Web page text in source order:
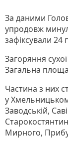
За даними
упродовж
зафіксували 24
Загоряння
Загальна
Частина з них
у
Заводській,
Мирного,